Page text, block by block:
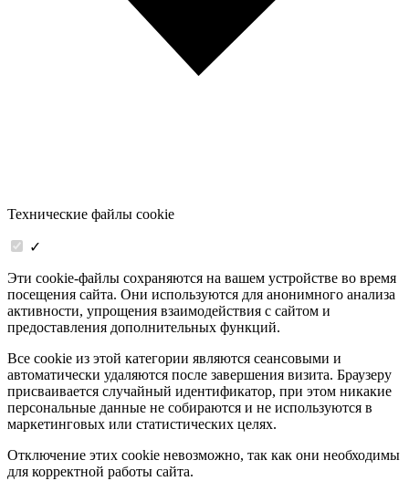
Технические файлы cookie
✓
Эти cookie-файлы сохраняются на вашем устройстве во время
посещения сайта. Они используются для анонимного анализа
активности, упрощения взаимодействия с сайтом и
предоставления дополнительных функций.
Все cookie из этой категории являются сеансовыми и
автоматически удаляются после завершения визита. Браузеру
присваивается случайный идентификатор, при этом никакие
персональные данные не собираются и не используются в
маркетинговых или статистических целях.
Отключение этих cookie невозможно, так как они необходимы
для корректной работы сайта.